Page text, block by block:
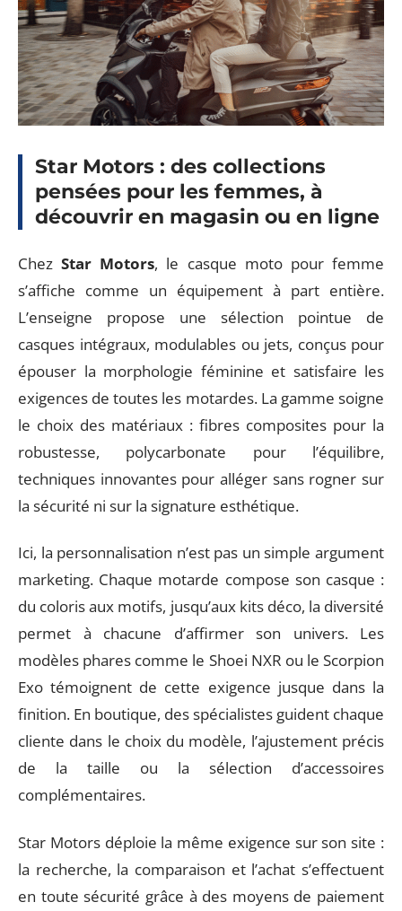
Star Motors : des collections
pensées pour les femmes, à
découvrir en magasin ou en ligne
ChezStar Motors, le casque moto pour femme
s’affiche comme un équipement à part entière.
L’enseigne propose une sélection pointue de
casques intégraux, modulables ou jets, conçus pour
épouser la morphologie féminine et satisfaire les
exigences de toutes les motardes. La gamme soigne
le choix des matériaux : fibres composites pour la
robustesse, polycarbonate pour l’équilibre,
techniques innovantes pour alléger sans rogner sur
la sécurité ni sur la signature esthétique.
Ici, la personnalisation n’est pas un simple argument
marketing. Chaque motarde compose son casque :
du coloris aux motifs, jusqu’aux kits déco, la diversité
permet à chacune d’affirmer son univers. Les
modèles phares comme le Shoei NXR ou le Scorpion
Exo témoignent de cette exigence jusque dans la
finition. En boutique, des spécialistes guident chaque
cliente dans le choix du modèle, l’ajustement précis
de la taille ou la sélection d’accessoires
complémentaires.
Star Motors déploie la même exigence sur son site :
la recherche, la comparaison et l’achat s’effectuent
en toute sécurité grâce à des moyens de paiement